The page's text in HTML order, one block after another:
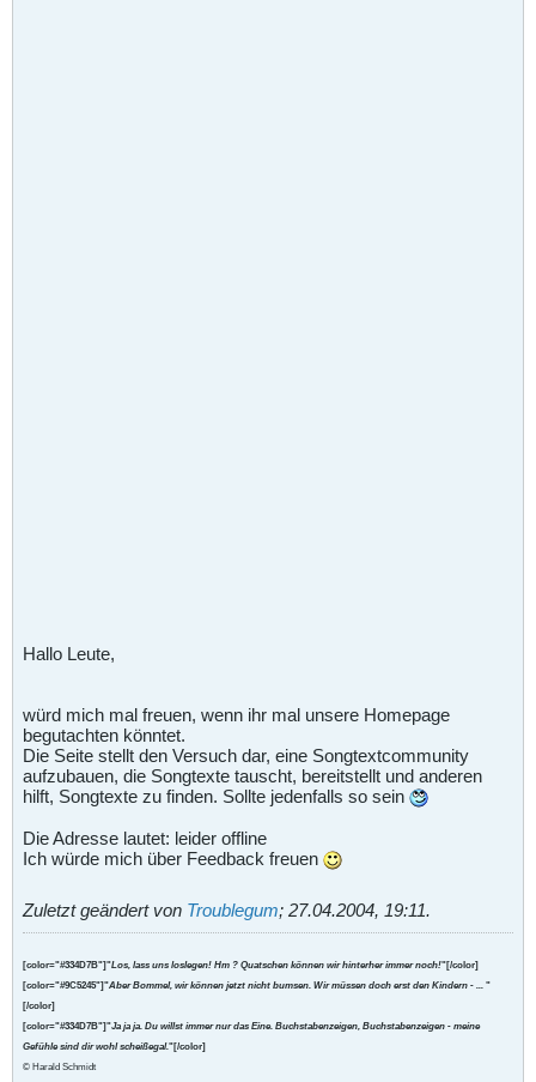
Hallo Leute,
würd mich mal freuen, wenn ihr mal unsere Homepage
begutachten könntet.
Die Seite stellt den Versuch dar, eine Songtextcommunity
aufzubauen, die Songtexte tauscht, bereitstellt und anderen
hilft, Songtexte zu finden. Sollte jedenfalls so sein
Die Adresse lautet: leider offline
Ich würde mich über Feedback freuen
Zuletzt geändert von Troublegum; 27.04.2004, 19:11.
[color="#334D7B"]"Los, lass uns loslegen! Hm ? Quatschen können wir hinterher immer noch!"[/color]
[color="#9C5245"]"Aber Bommel, wir können jetzt nicht bumsen. Wir müssen doch erst den Kindern - ... "
[/color]
[color="#334D7B"]"Ja ja ja. Du willst immer nur das Eine. Buchstabenzeigen, Buchstabenzeigen - meine
Gefühle sind dir wohl scheißegal."[/color]
© Harald Schmidt